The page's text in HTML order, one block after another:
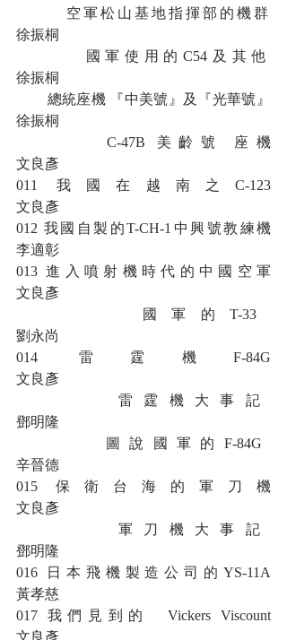
徐振桐
徐振桐
徐振桐
        C-47B 美齡號 座機
文良彥
011 我國在越南之C-123
文良彥
012 我國自製的T-CH-1中興號教練機
李適彰
013 進入噴射機時代的中國空軍
文良彥
劉永尚
014 雷霆機F-84G
文良彥
       雷霆機大事記
鄧明隆
辛晉德
015 保衛台海的軍刀機
文良彥
       軍刀機大事記
鄧明隆
016 日本飛機製造公司的YS-11A
黃孝慈
017 我們見到的  Vickers Viscount
文良彥